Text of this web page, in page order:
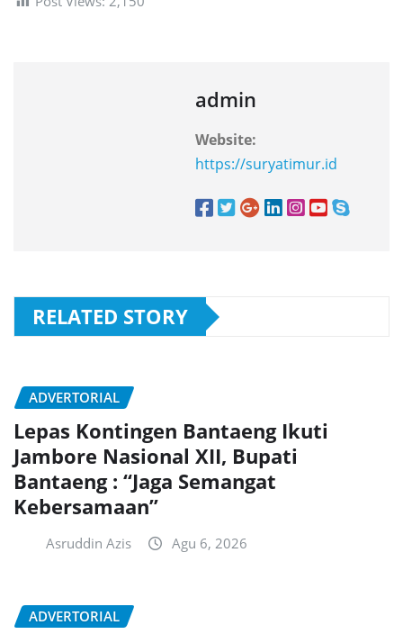
admin
Website:
https://suryatimur.id
RELATED STORY
ADVERTORIAL
Lepas Kontingen Bantaeng Ikuti
Jambore Nasional XII, Bupati
Bantaeng : “Jaga Semangat
Kebersamaan”
Asruddin Azis Agu 6, 2026
ADVERTORIAL